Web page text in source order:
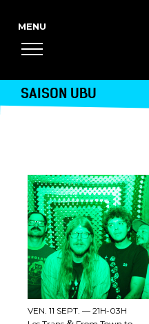
SAISON UBU
VEN. 11 SEPT. —21H-03H